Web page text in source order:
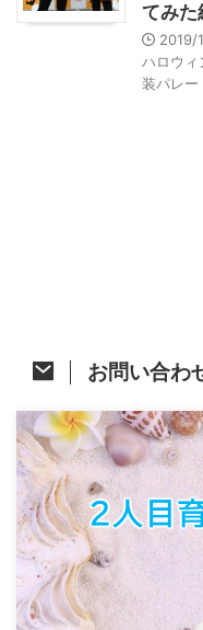
てみた
2019/
ハロウィ
装パレー
お問い合わ